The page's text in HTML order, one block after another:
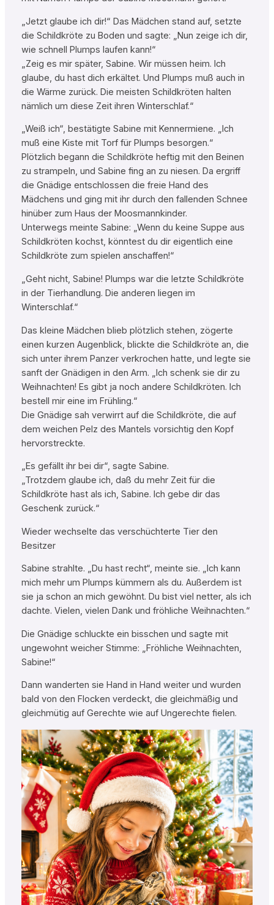
„Jetzt glaube ich dir!“ Das Mädchen stand auf, setzte
die Schildkröte zu Boden und sagte: „Nun zeige ich dir,
wie schnell Plumps laufen kann!“
„Zeig es mir später, Sabine. Wir müssen heim. Ich
glaube, du hast dich erkältet. Und Plumps muß auch in
die Wärme zurück. Die meisten Schildkröten halten
nämlich um diese Zeit ihren Winterschlaf.“
„Weiß ich“, bestätigte Sabine mit Kennermiene. „Ich
muß eine Kiste mit Torf für Plumps besorgen.“
Plötzlich begann die Schildkröte heftig mit den Beinen
zu strampeln, und Sabine fing an zu niesen. Da ergriff
die Gnädige entschlossen die freie Hand des
Mädchens und ging mit ihr durch den fallenden Schnee
hinüber zum Haus der Moosmannkinder.
Unterwegs meinte Sabine: „Wenn du keine Suppe aus
Schildkröten kochst, könntest du dir eigentlich eine
Schildkröte zum spielen anschaffen!“
„Geht nicht, Sabine! Plumps war die letzte Schildkröte
in der Tierhandlung. Die anderen liegen im
Winterschlaf.“
Das kleine Mädchen blieb plötzlich stehen, zögerte
einen kurzen Augenblick, blickte die Schildkröte an, die
sich unter ihrem Panzer verkrochen hatte, und legte sie
sanft der Gnädigen in den Arm. „Ich schenk sie dir zu
Weihnachten! Es gibt ja noch andere Schildkröten. Ich
bestell mir eine im Frühling.“
Die Gnädige sah verwirrt auf die Schildkröte, die auf
dem weichen Pelz des Mantels vorsichtig den Kopf
hervorstreckte.
„Es gefällt ihr bei dir“, sagte Sabine.
„Trotzdem glaube ich, daß du mehr Zeit für die
Schildkröte hast als ich, Sabine. Ich gebe dir das
Geschenk zurück.“
Wieder wechselte das verschüchterte Tier den
Besitzer
Sabine strahlte. „Du hast recht“, meinte sie. „Ich kann
mich mehr um Plumps kümmern als du. Außerdem ist
sie ja schon an mich gewöhnt. Du bist viel netter, als ich
dachte. Vielen, vielen Dank und fröhliche Weihnachten.“
Die Gnädige schluckte ein bisschen und sagte mit
ungewohnt weicher Stimme: „Fröhliche Weihnachten,
Sabine!“
Dann wanderten sie Hand in Hand weiter und wurden
bald von den Flocken verdeckt, die gleichmäßig und
gleichmütig auf Gerechte wie auf Ungerechte fielen.